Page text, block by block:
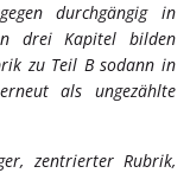
durchgängig in
drei Kapitel bilden
zu Teil B sodann in
als ungezählte
zentrierter Rubrik,